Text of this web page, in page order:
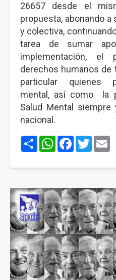
26657 desde el
propuesta, abonando
y colectiva,
tarea de sumar
implementación,
derechos humanos de
particular quienes
mental, así como la
Salud Mental
nacional.
Share